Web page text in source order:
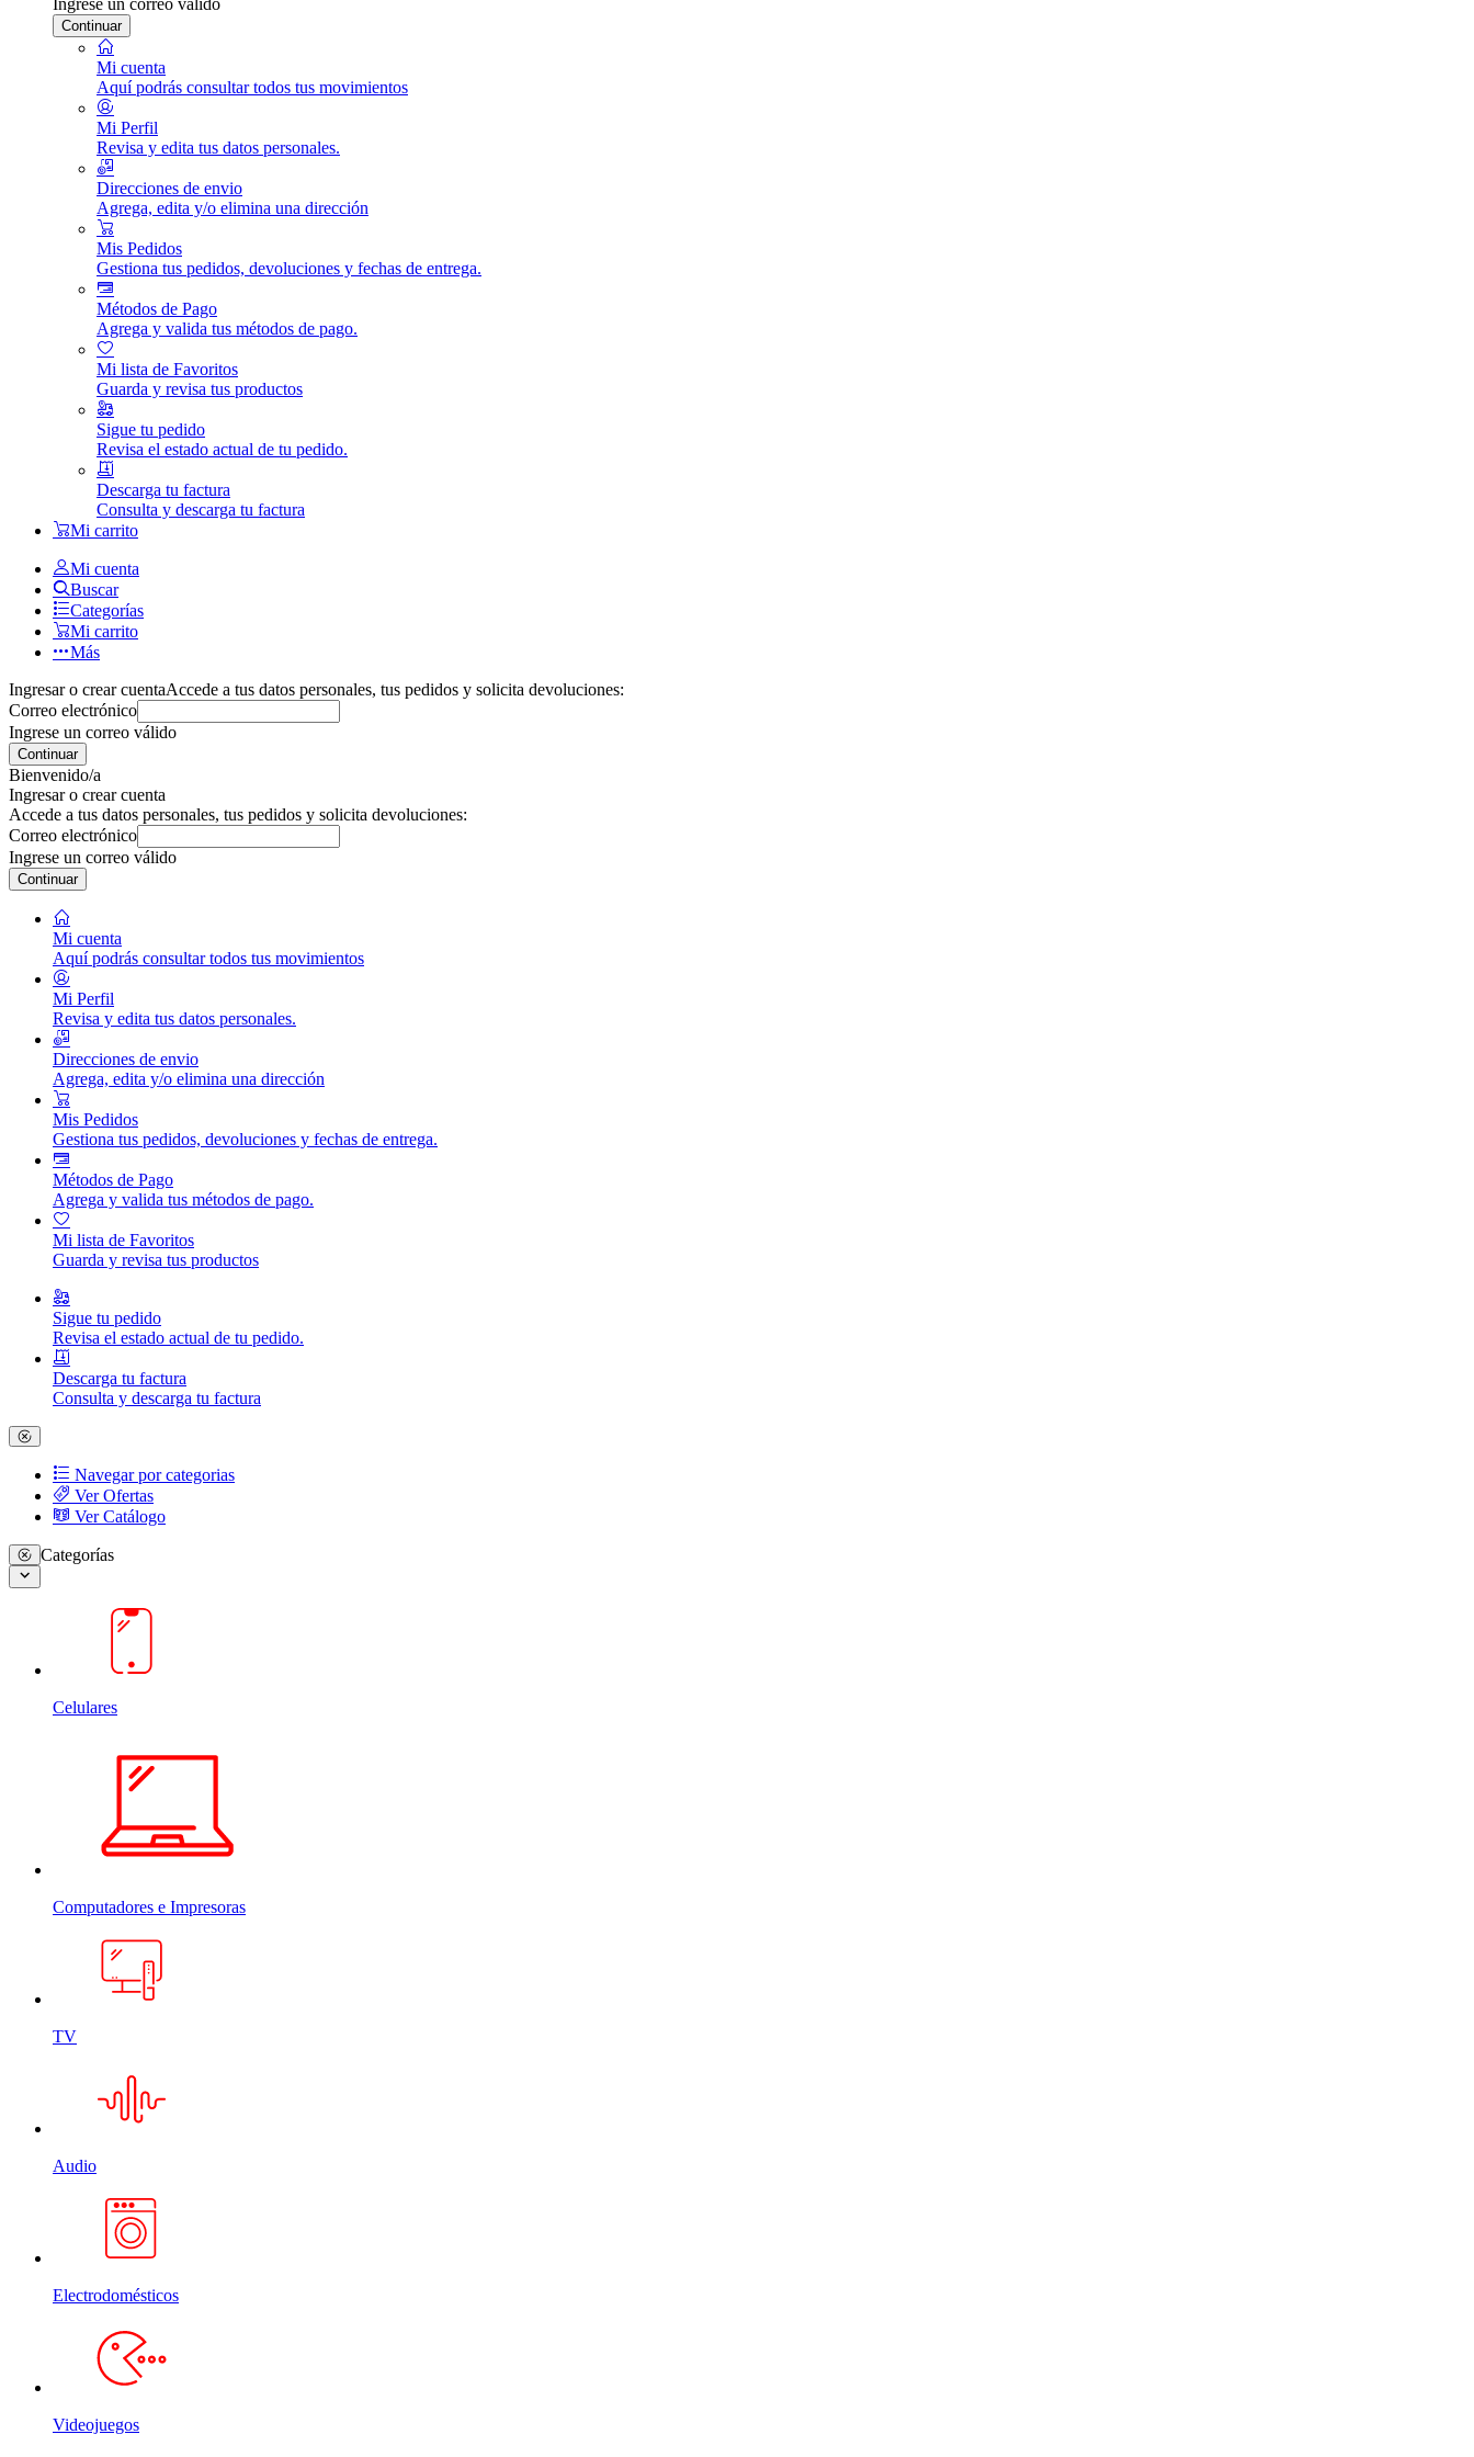
Continuar
Mi cuenta
Aquí podrás consultar todos tus movimientos
Mi Perfil
Revisa y edita tus datos personales.
Direcciones de envio
Agrega, edita y/o elimina una dirección
Mis Pedidos
Gestiona tus pedidos, devoluciones y fechas de entrega.
Métodos de Pago
Agrega y valida tus métodos de pago.
Mi lista de Favoritos
Guarda y revisa tus productos
Sigue tu pedido
Revisa el estado actual de tu pedido.
Descarga tu factura
Consulta y descarga tu factura
Mi carrito
Mi cuenta
Buscar
Categorías
Mi carrito
Más
Ingresar o crear cuentaAccede a tus datos personales, tus pedidos y solicita devoluciones:
Correo electrónico
Ingrese un correo válido
Continuar
Bienvenido/a
Ingresar o crear cuenta
Accede a tus datos personales, tus pedidos y solicita devoluciones:
Correo electrónico
Ingrese un correo válido
Continuar
Mi cuenta
Aquí podrás consultar todos tus movimientos
Mi Perfil
Revisa y edita tus datos personales.
Direcciones de envio
Agrega, edita y/o elimina una dirección
Mis Pedidos
Gestiona tus pedidos, devoluciones y fechas de entrega.
Métodos de Pago
Agrega y valida tus métodos de pago.
Mi lista de Favoritos
Guarda y revisa tus productos
Sigue tu pedido
Revisa el estado actual de tu pedido.
Descarga tu factura
Consulta y descarga tu factura
Navegar por categorias
Ver Ofertas
Ver Catálogo
Categorías
Celulares
Computadores e Impresoras
TV
Audio
Electrodomésticos
Videojuegos